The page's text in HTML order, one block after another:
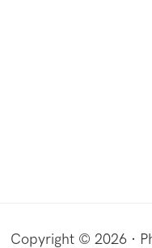
Copyright © 2026 ·